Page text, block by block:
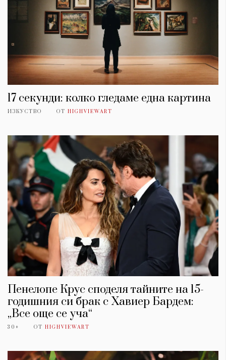
17 секунди: колко гледаме една картина
ИЗКУСТВО ОТ HIGHVIEWART
Пенелопе Крус споделя тайните на 15-
годишния си брак с Хавиер Бардем:
„Все още се уча“
30+ ОТ HIGHVIEWART